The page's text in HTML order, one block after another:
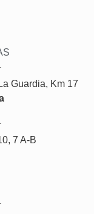
Guardia, Km 17
7 A-B